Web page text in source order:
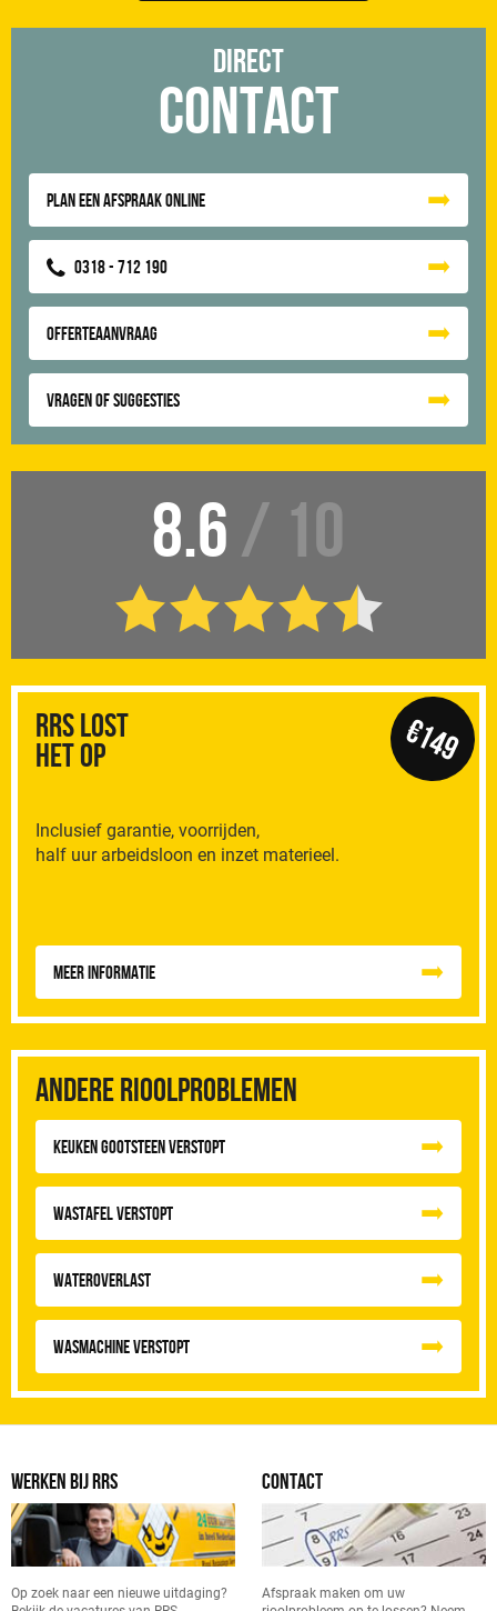
Direct
Contact
Plan een afspraak online
0318 - 712 190
Offerteaanvraag
Vragen of suggesties
8.6 / 10
RRS Lost
het op
Inclusief garantie, voorrijden,
half uur arbeidsloon en inzet materieel.
€149
Meer informatie
Andere rioolproblemen
Keuken Gootsteen Verstopt
Wastafel Verstopt
Wateroverlast
Wasmachine verstopt
WERKEN BIJ RRS
Op zoek naar een nieuwe uitdaging?
CONTACT
Afspraak maken om uw